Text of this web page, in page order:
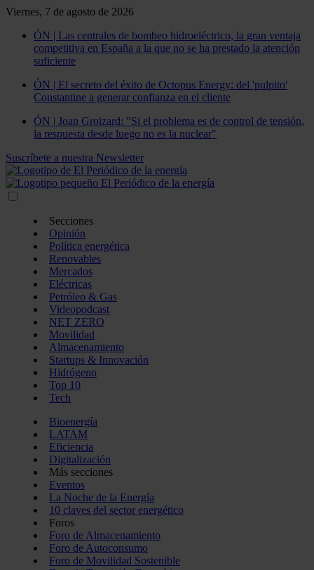
Viernes, 7 de agosto de 2026
ÓN | Las centrales de bombeo hidroeléctrico, la gran ventaja
competitiva en España a la que no se ha prestado la atención
suficiente
ÓN | El secreto del éxito de Octopus Energy: del 'pulpito'
Constantine a generar confianza en el cliente
ÓN | Joan Groizard: "Si el problema es de control de tensión,
la respuesta desde luego no es la nuclear"
Suscríbete a nuestra Newsletter
Secciones
Opinión
Política energética
Renovables
Mercados
Eléctricas
Petróleo & Gas
Videopodcast
NET ZERO
Movilidad
Almacenamiento
Startups & Innovación
Hidrógeno
Top 10
Tech
Bioenergía
LATAM
Eficiencia
Digitalización
Más secciones
Eventos
La Noche de la Energía
10 claves del sector energético
Foros
Foro de Almacenamiento
Foro de Autoconsumo
Foro de Movilidad Sostenible